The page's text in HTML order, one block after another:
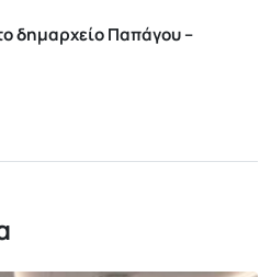
δημαρχείο Παπάγου –